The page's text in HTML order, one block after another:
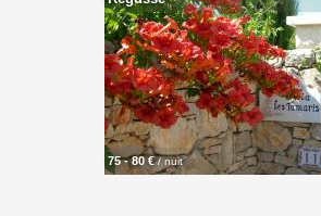
75 - 80 €/ nuit